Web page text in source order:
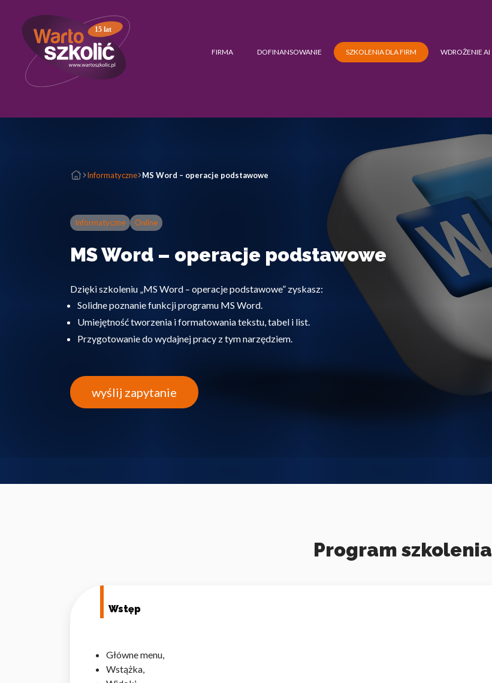
15 lat
FIRMA DOFINANSOWANIE SZKOLENIA DLA FIRM WDROŻENIE AI
Informatyczne MS Word – operacje podstawowe
Informatyczne Online
MS Word – operacje podstawowe
Dzięki szkoleniu „MS Word – operacje podstawowe” zyskasz:
Solidne poznanie funkcji programu MS Word.
Umiejętność tworzenia i formatowania tekstu, tabel i list.
Przygotowanie do wydajnej pracy z tym narzędziem.
wyślij zapytanie
Program szkolenia
Wstęp
Główne menu,
Wstążka,